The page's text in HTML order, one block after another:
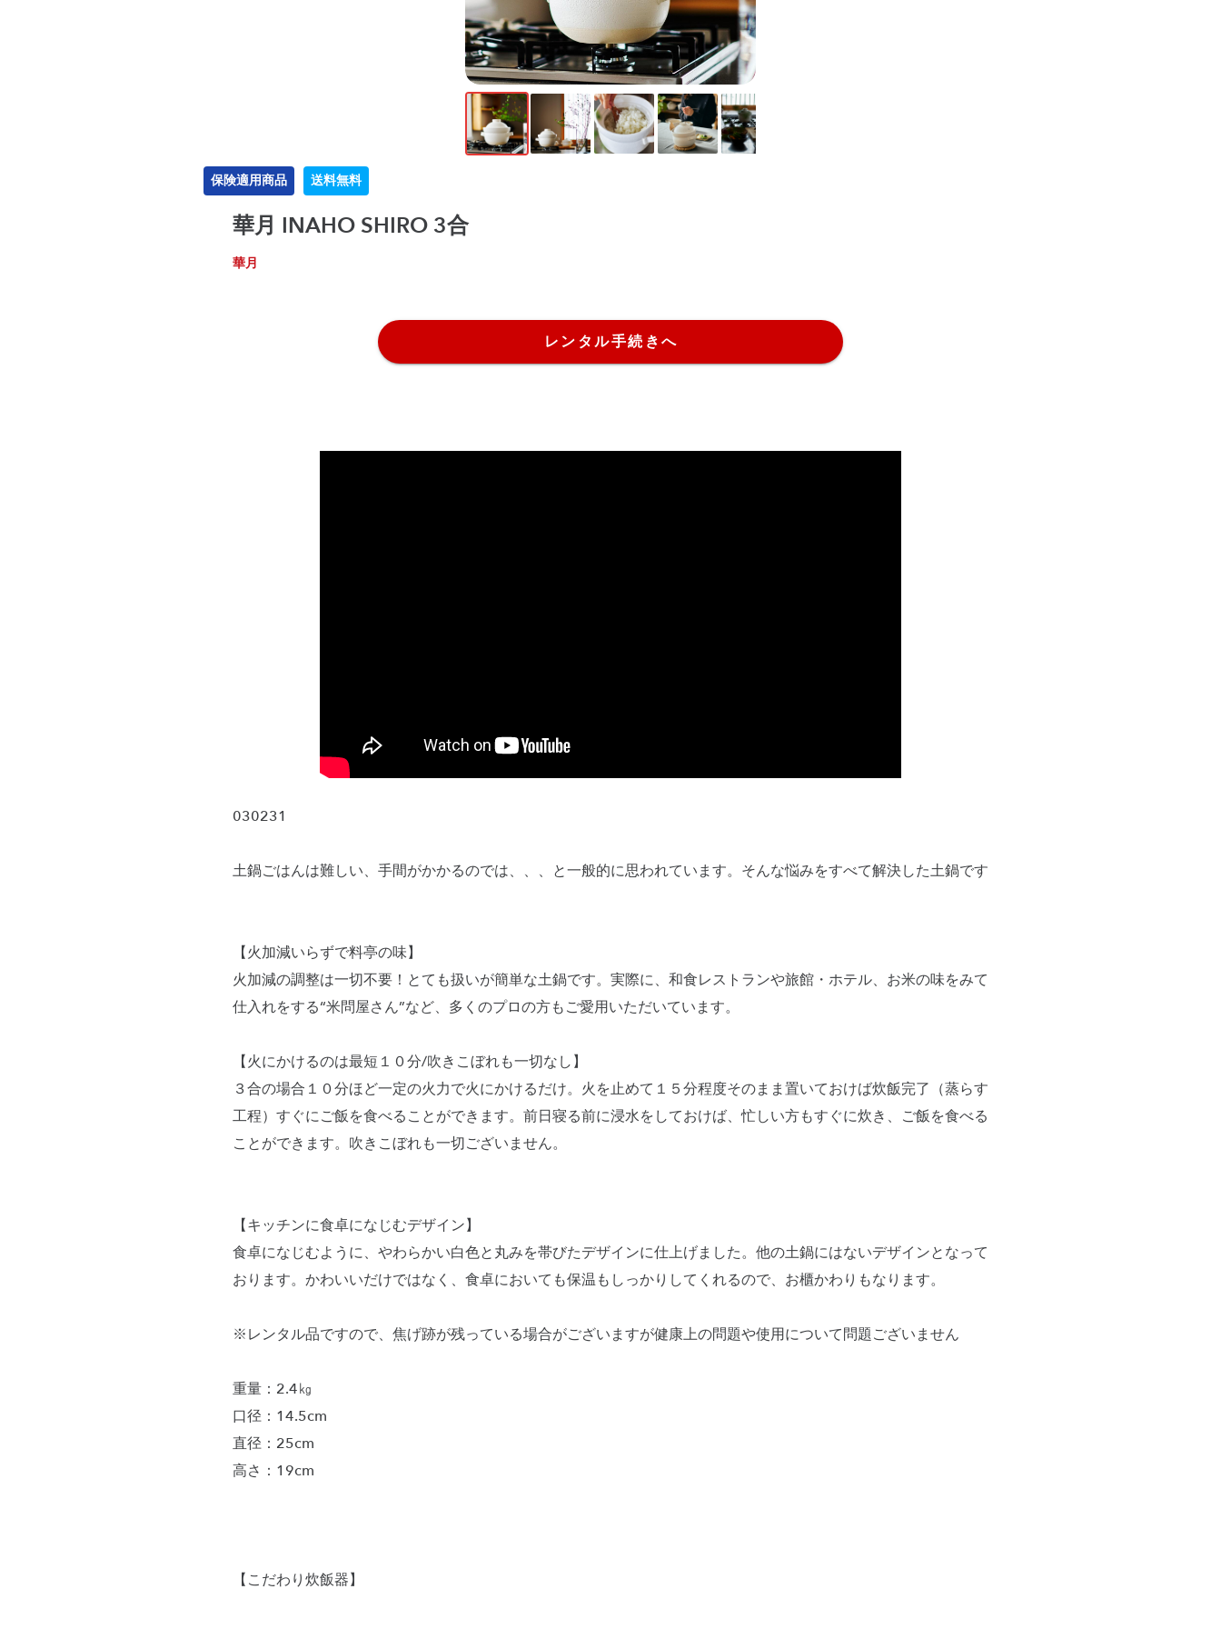
保険適用商品 送料無料
華月 INAHO SHIRO 3合
華月
レンタル手続きへ
030231
土鍋ごはんは難しい、手間がかかるのでは、、、と一般的に思われています。そんな悩みをすべて解決した土鍋です
【火加減いらずで料亭の味】
火加減の調整は一切不要！とても扱いが簡単な土鍋です。実際に、和食レストランや旅館・ホテル、お米の味をみて
仕入れをする“米問屋さん”など、多くのプロの方もご愛用いただいています。
【火にかけるのは最短１０分/吹きこぼれも一切なし】
３合の場合１０分ほど一定の火力で火にかけるだけ。火を止めて１５分程度そのまま置いておけば炊飯完了（蒸らす
工程）すぐにご飯を食べることができます。前日寝る前に浸水をしておけば、忙しい方もすぐに炊き、ご飯を食べる
ことができます。吹きこぼれも一切ございません。
【キッチンに食卓になじむデザイン】
食卓になじむように、やわらかい白色と丸みを帯びたデザインに仕上げました。他の土鍋にはないデザインとなって
おります。かわいいだけではなく、食卓においても保温もしっかりしてくれるので、お櫃かわりもなります。
※レンタル品ですので、焦げ跡が残っている場合がございますが健康上の問題や使用について問題ございません
重量：2.4㎏
口径：14.5cm
直径：25cm
高さ：19cm
【こだわり炊飯器】